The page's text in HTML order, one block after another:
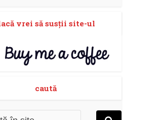
vrei să susţii site-ul
caută